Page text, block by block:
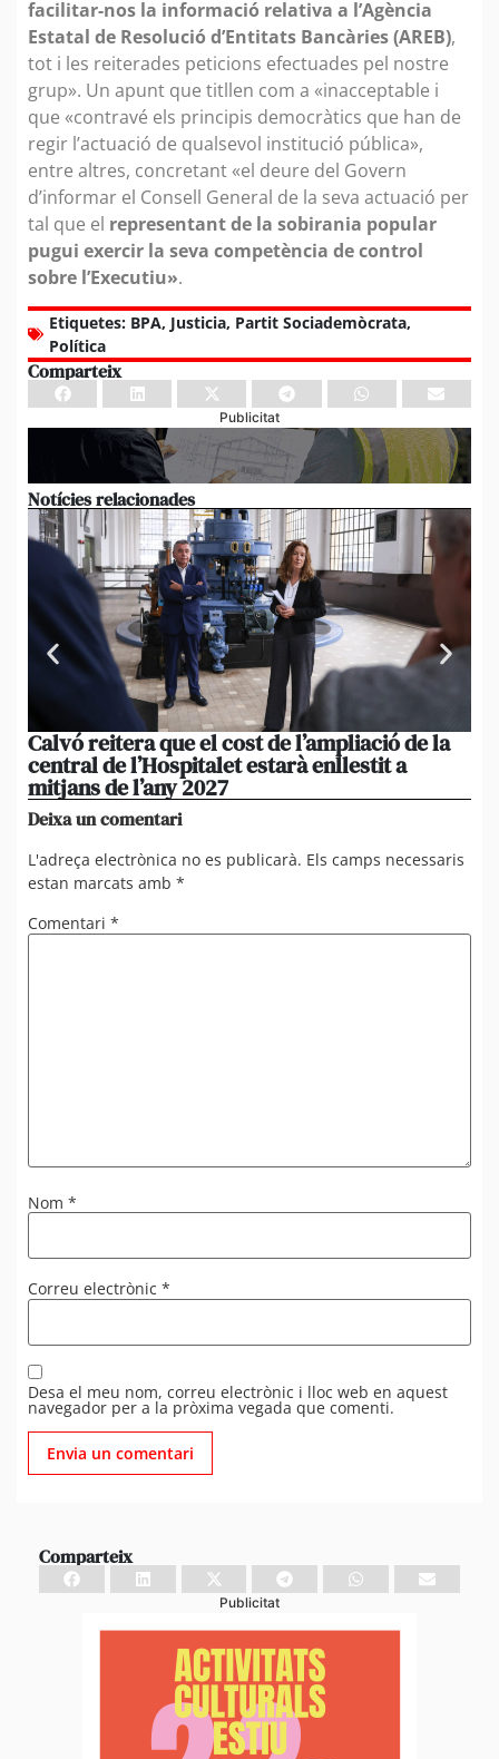
facilitar-nos la informació relativa a l’Agència
Estatal de Resolució d’Entitats Bancàries (AREB),
tot i les reiterades peticions efectuades pel nostre
grup». Un apunt que titllen com a «inacceptable i
que «contravé els principis democràtics que han de
regir l’actuació de qualsevol institució pública»,
entre altres, concretant «el deure del Govern
d’informar el Consell General de la seva actuació per
tal que el representant de la sobirania popular
pugui exercir la seva competència de control
sobre l’Executiu».
Etiquetes: BPA, Justicia, Partit Sociademòcrata,
Política
Comparteix
Publicitat
Notícies relacionades
Calvó reitera que el cost de l’ampliació de la
central de l’Hospitalet estarà enllestit a
mitjans de l’any 2027
Deixa un comentari
L'adreça electrònica no es publicarà. Els camps necessaris
estan marcats amb *
Comentari *
Nom *
Correu electrònic *
Desa el meu nom, correu electrònic i lloc web en aquest
navegador per a la pròxima vegada que comenti.
Comparteix
Publicitat